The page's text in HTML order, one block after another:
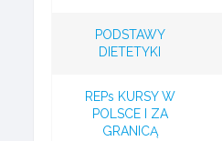
PODSTAWY
DIETETYKI
REPs KURSY W
POLSCE I ZA
GRANICĄ